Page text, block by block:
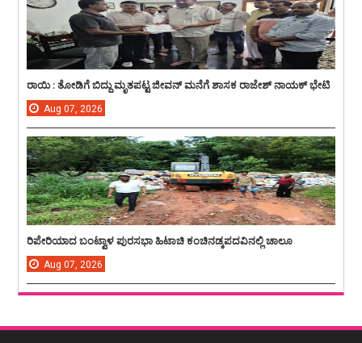
ರಾಯಿ : ತೋಡಿಗೆ ಬಿದ್ದು ಮೃತಪಟ್ಟ ಜೀವನ್ ಮನೆಗೆ ಶಾಸಕ ರಾಜೇಶ್ ನಾಯಕ್ ಭೇಟಿ
Aug 07, 2026
ರಿಪೇರಿಯಾದ ಬಂಟ್ವಾಳ ಪುರಸಭಾ ಹಿಟಾಚಿ ಕಂಚಿನಡ್ಕಪದವಿನಲ್ಲಿ ಚಾಲೂ
Aug 07, 2026